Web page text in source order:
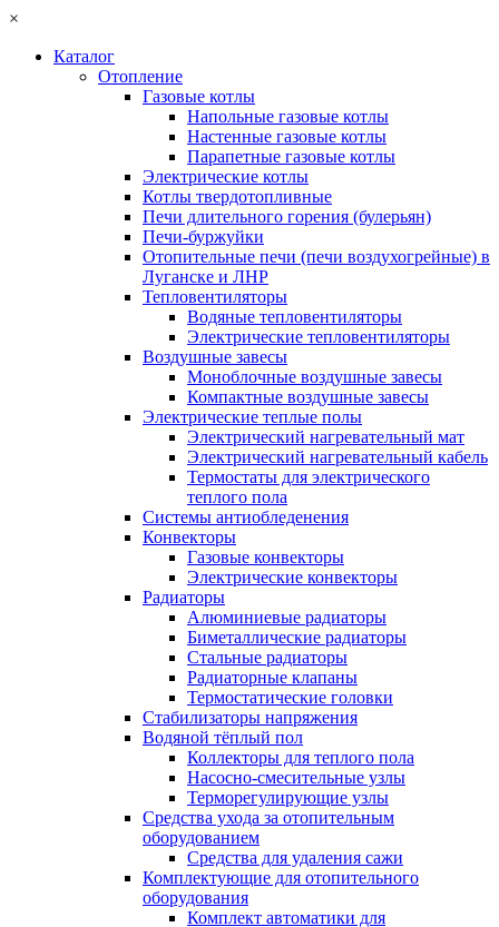
×
Каталог
Отопление
Газовые котлы
Напольные газовые котлы
Настенные газовые котлы
Парапетные газовые котлы
Электрические котлы
Котлы твердотопливные
Печи длительного горения (булерьян)
Печи-буржуйки
Отопительные печи (печи воздухогрейные) в
Луганске и ЛНР
Тепловентиляторы
Водяные тепловентиляторы
Электрические тепловентиляторы
Воздушные завесы
Моноблочные воздушные завесы
Компактные воздушные завесы
Электрические теплые полы
Электрический нагревательный мат
Электрический нагревательный кабель
Термостаты для электрического
теплого пола
Системы антиобледенения
Конвекторы
Газовые конвекторы
Электрические конвекторы
Радиаторы
Алюминиевые радиаторы
Биметаллические радиаторы
Стальные радиаторы
Радиаторные клапаны
Термостатические головки
Стабилизаторы напряжения
Водяной тёплый пол
Коллекторы для теплого пола
Насосно-смесительные узлы
Терморегулирующие узлы
Средства ухода за отопительным
оборудованием
Средства для удаления сажи
Комплектующие для отопительного
оборудования
Комплект автоматики для